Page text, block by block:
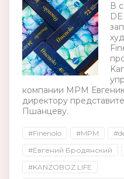
В
компании MPM
директору
Пшанцеву.
#Finenolo #MPM
#Евгений Бродянский
#KANZOBOZ.LIFE